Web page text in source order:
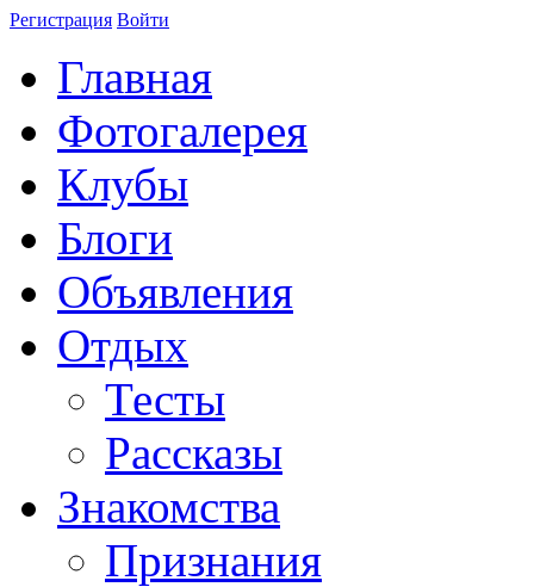
Регистрация Войти
Главная
Фотогалерея
Клубы
Блоги
Объявления
Отдых
Тесты
Рассказы
Знакомства
Признания